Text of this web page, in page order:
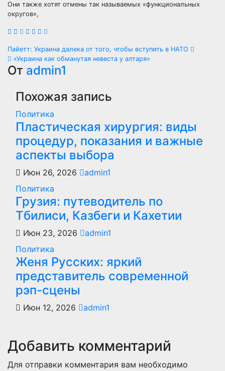
Они также хотят отмены так называемых «функциональных
округов»,
Навигация
по
записям
Пайетт: Украина далека от того, чтобы вступить в НАТО
«Украина как обманутая невеста у алтаря»
От admin1
Похожая запись
Политика
Пластическая хирургия: виды
процедур, показания и важные
аспекты выбора
Июн 26, 2026
admin1
Политика
Грузия: путеводитель по
Тбилиси, Казбеги и Кахетии
Июн 23, 2026
admin1
Политика
Женя Русских: яркий
представитель современной
рэп-сцены
Июн 12, 2026 admin1
Добавить комментарий
Для отправки комментария вам необходимо